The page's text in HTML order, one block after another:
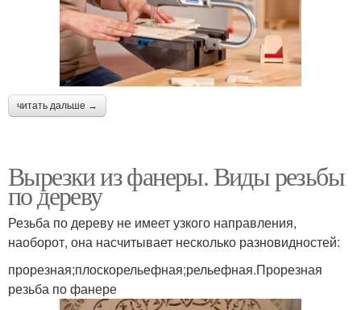
читать дальше →
Вырезки из фанеры. Виды резьбы
по дереву
Резьба по дереву не имеет узкого направления,
наоборот, она насчитывает несколько разновидностей:
прорезная;плоскорельефная;рельефная.Прорезная
резьба по фанере